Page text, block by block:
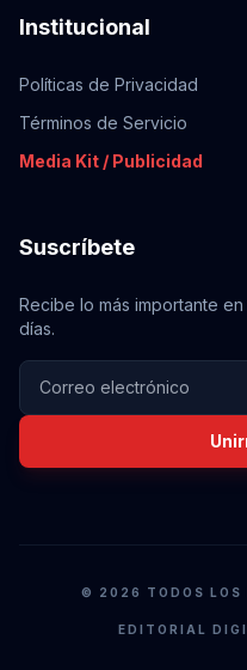
Institucional
Políticas de Privacidad
Términos de Servicio
Media Kit / Publicidad
Suscríbete
Recibe lo más importante
días.
© 2026 TODOS LOS
EDITORIAL